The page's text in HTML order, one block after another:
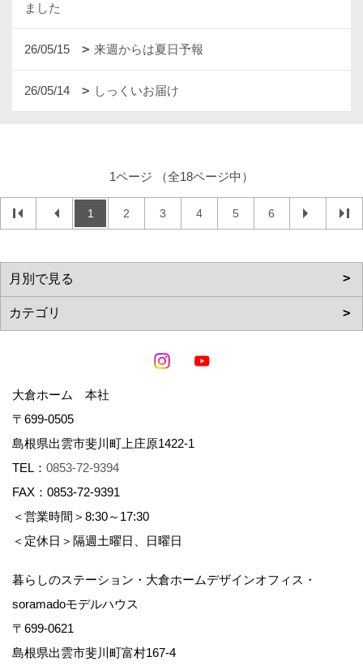
ました
26/05/15 来週からは夏日予報
26/05/14 しっくいお届け
1ページ （全18ページ中）
1 2 3 4 5 6
大倉ホーム 本社
〒699-0505
島根県出雲市斐川町上庄原1422-1
TEL： 0853-72-9394
FAX：0853-72-9391
＜営業時間＞8:30～17:30
＜定休日＞隔週土曜日、日曜日
暮らしのステーション・大倉ホームデザインオフィス・
soramadoモデルハウス
〒699-0621
島根県出雲市斐川町富村167-4